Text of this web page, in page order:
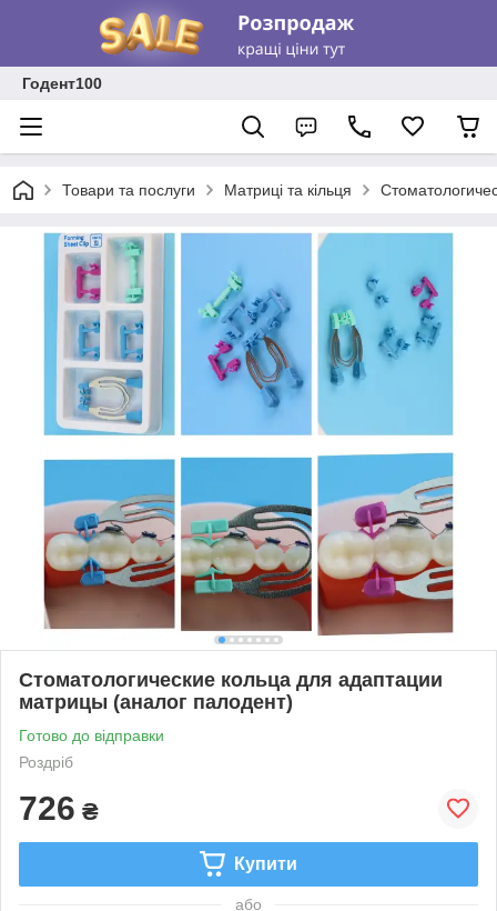
Годент100
Товари та послуги Матриці та кільця
Стоматологические кольца для адаптации
матрицы (аналог палодент)
Готово до відправки
Роздріб
726 ₴
Купити
або